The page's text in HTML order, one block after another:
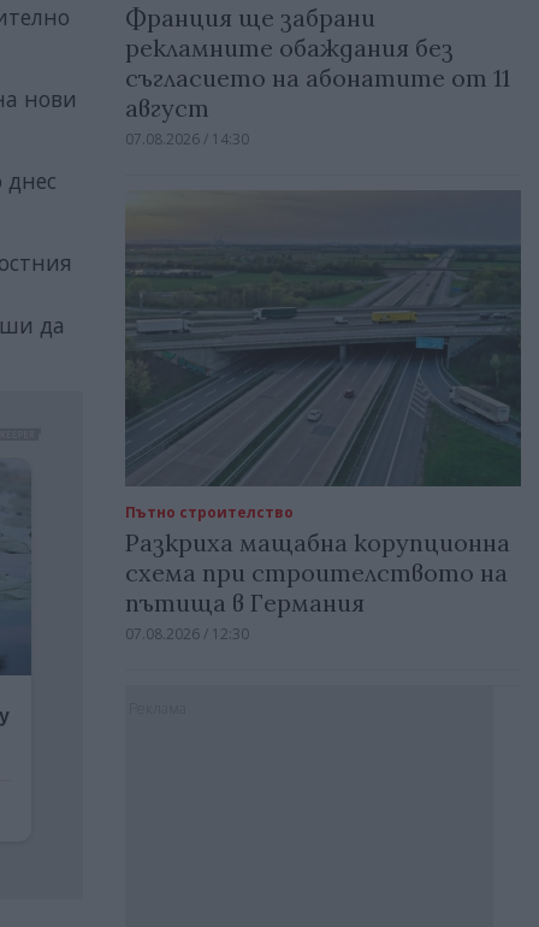
нови
да
Франция ще забрани
рекламните обаждания без
съгласието на абонатите от 11
август
07.08.2026 / 14:30
Пътно строителство
Разкриха мащабна корупционна
схема при строителството на
пътища в Германия
07.08.2026 / 12:30